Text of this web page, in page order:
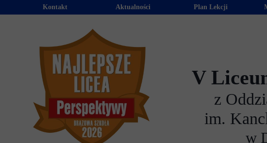
V
z
im.
w
Plan Lekcji
Aktualności
Kontakt